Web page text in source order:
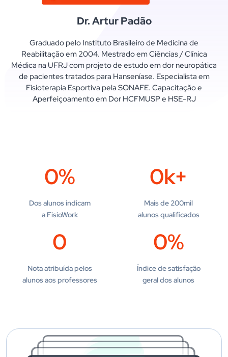
Dr. Artur Padão
Graduado pelo Instituto Brasileiro de Medicina de
Reabilitação em 2004. Mestrado em Ciências / Clínica
Médica na UFRJ com projeto de estudo em dor neuropática
de pacientes tratados para Hanseníase. Especialista em
Fisioterapia Esportiva pela SONAFE. Capacitação e
Aperfeiçoamento em Dor HCFMUSP e HSE-RJ
0%
Dos alunos indicam
a FisioWork
0k+
Mais de 200mil
alunos qualificados
0
Nota atribuída pelos
alunos aos professores
0%
Índice de satisfação
geral dos alunos